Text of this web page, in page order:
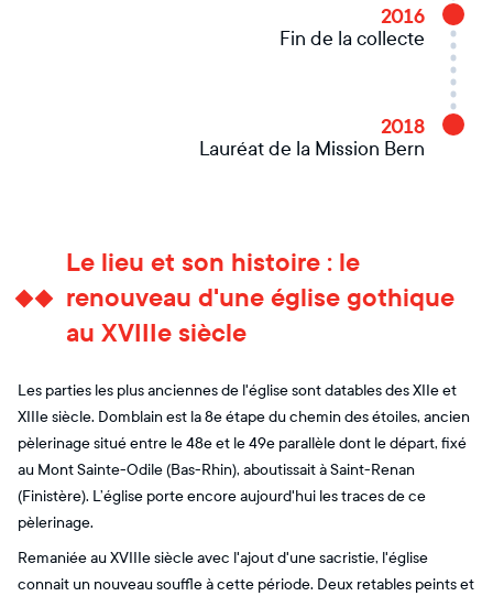
2016
Fin de la collecte
2018
Lauréat de la Mission Bern
Le lieu et son histoire : le
renouveau d'une église gothique
au XVIIIe siècle
Les parties les plus anciennes de l'église sont datables des XIIe et
XIIIe siècle. Domblain est la 8e étape du chemin des étoiles, ancien
pèlerinage situé entre le 48e et le 49e parallèle dont le départ, fixé
au Mont Sainte-Odile (Bas-Rhin), aboutissait à Saint-Renan
(Finistère). L’église porte encore aujourd'hui les traces de ce
pèlerinage.
Remaniée au XVIIIe siècle avec l'ajout d'une sacristie, l'église
connait un nouveau souffle à cette période. Deux retables peints et